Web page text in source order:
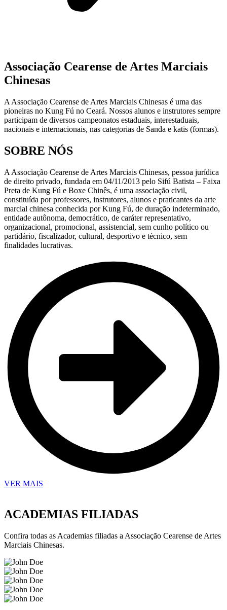
Associação Cearense de Artes Marciais
Chinesas
A Associação Cearense de Artes Marciais Chinesas é uma das
pioneiras no Kung Fú no Ceará. Nossos alunos e instrutores sempre
participam de diversos campeonatos estaduais, interestaduais,
nacionais e internacionais, nas categorias de Sanda e katis (formas).
SOBRE NÓS
A Associação Cearense de Artes Marciais Chinesas, pessoa jurídica
de direito privado, fundada em 04/11/2013 pelo Sifú Batista – Faixa
Preta de Kung Fú e Boxe Chinês, é uma associação civil,
constituída por professores, instrutores, alunos e praticantes da arte
marcial chinesa conhecida por Kung Fú, de duração indeterminado,
entidade autônoma, democrático, de caráter representativo,
organizacional, promocional, assistencial, sem cunho político ou
partidário, fiscalizador, cultural, desportivo e técnico, sem
finalidades lucrativas.
VER MAIS
ACADEMIAS FILIADAS
Confira todas as Academias filiadas a Associação Cearense de Artes
Marciais Chinesas.